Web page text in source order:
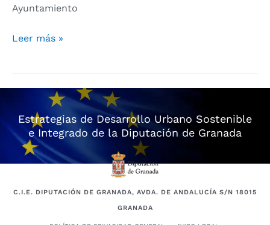
Ayuntamiento
Leer más »
Estrategias de Desarrollo Urbano Sostenible
e Integrado de la Diputación de Granada
C.I.E. DIPUTACIÓN DE GRANADA, AVDA. DE ANDALUCÍA S/N 18015
GRANADA